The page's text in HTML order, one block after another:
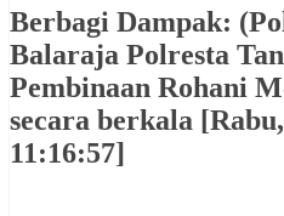
Berbagi Dampak:
Balaraja Polresta
Pembinaan Rohani
secara berkala
11:16:57]